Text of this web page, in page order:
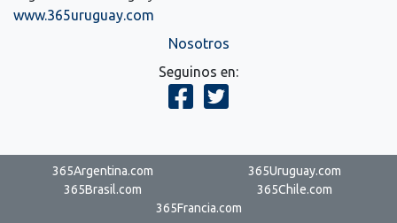
www.365uruguay.com
Nosotros
Seguinos en:
365Argentina.com
365Uruguay.com
365Brasil.com
365Chile.com
365Francia.com